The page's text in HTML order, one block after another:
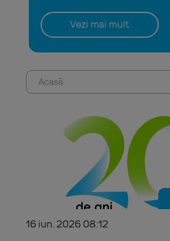
Vezi mai mult
Acasă
16 iun. 2026 08:12